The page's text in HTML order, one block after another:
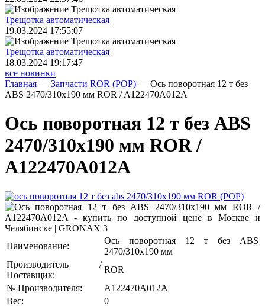
Трещoтка автоматическая
19.03.2024 17:55:07
Трещoтка автоматическая
18.03.2024 19:17:47
все новинки
Главная — Запчасти ROR (РОР) — Ось поворотная 12 т без
ABS 2470/310х190 мм ROR / A122470A012A
Ось поворотная 12 т без ABS
2470/310х190 мм ROR /
A122470A012A
Наименование:
Ось поворотная 12 т без ABS
2470/310х190 мм
Производитель /
Поставщик:
ROR
№ Производителя:
A122470A012A
Вес:
0